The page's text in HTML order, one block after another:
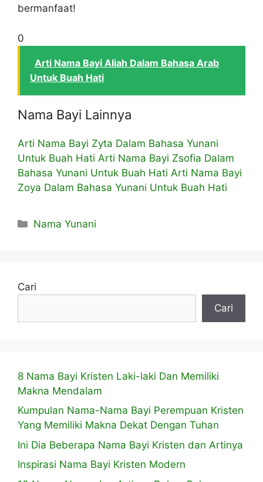
bermanfaat!
0
Arti Nama Bayi Aliah Dalam Bahasa Arab
Untuk Buah Hati
Nama Bayi Lainnya
Arti Nama Bayi Zyta Dalam Bahasa Yunani
Untuk Buah Hati Arti Nama Bayi Zsofia Dalam
Bahasa Yunani Untuk Buah Hati Arti Nama Bayi
Zoya Dalam Bahasa Yunani Untuk Buah Hati
Kategori
Nama Yunani
Cari
Cari
8 Nama Bayi Kristen Laki-laki Dan Memiliki
Makna Mendalam
Kumpulan Nama-Nama Bayi Perempuan Kristen
Yang Memiliki Makna Dekat Dengan Tuhan
Ini Dia Beberapa Nama Bayi Kristen dan Artinya
Inspirasi Nama Bayi Kristen Modern